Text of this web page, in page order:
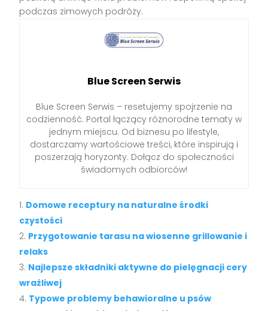
podczas zimowych podróży.
Blue Screen Serwis
Blue Screen Serwis – resetujemy spojrzenie na
codzienność. Portal łączący różnorodne tematy w
jednym miejscu. Od biznesu po lifestyle,
dostarczamy wartościowe treści, które inspirują i
poszerzają horyzonty. Dołącz do społeczności
świadomych odbiorców!
Domowe receptury na naturalne środki
czystości
Przygotowanie tarasu na wiosenne grillowanie i
relaks
Najlepsze składniki aktywne do pielęgnacji cery
wrażliwej
Typowe problemy behawioralne u psów